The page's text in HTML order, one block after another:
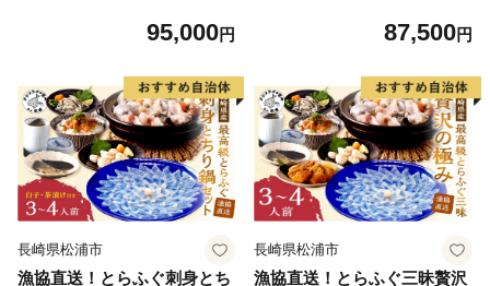
95,000円
名、小人1名 Mng-A10
87,500円
長崎県松浦市
漁協直送！とらふぐ刺身とち
長崎県松浦市
漁協直送！とらふぐ三昧贅沢